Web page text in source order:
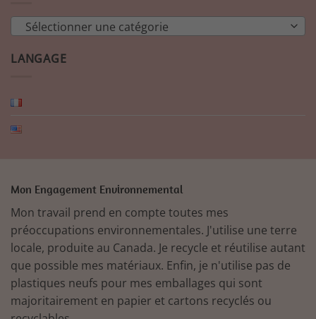
Sélectionner une catégorie
LANGAGE
Mon Engagement Environnemental
Mon travail prend en compte toutes mes
préoccupations environnementales. J'utilise une terre
locale, produite au Canada. Je recycle et réutilise autant
que possible mes matériaux. Enfin, je n'utilise pas de
plastiques neufs pour mes emballages qui sont
majoritairement en papier et cartons recyclés ou